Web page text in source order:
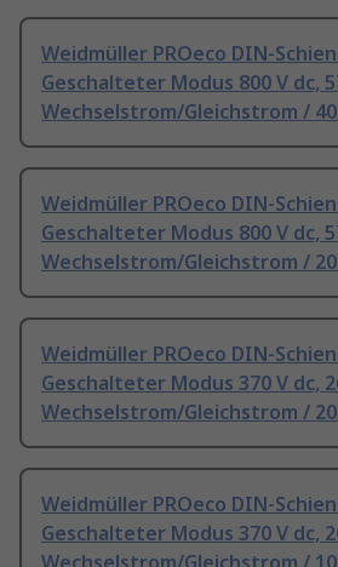
Weidmüller PROeco DIN-
Geschalteter Modus 800 V dc,
Wechselstrom/Gleichstrom / 40
Weidmüller PROeco DIN-
Geschalteter Modus 800 V dc,
Wechselstrom/Gleichstrom / 20
Weidmüller PROeco DIN-
Geschalteter Modus 370 V dc,
Wechselstrom/Gleichstrom / 20
Weidmüller PROeco DIN-
Geschalteter Modus 370 V dc,